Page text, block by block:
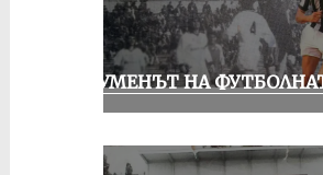
ШОУМЕНЪТ НА